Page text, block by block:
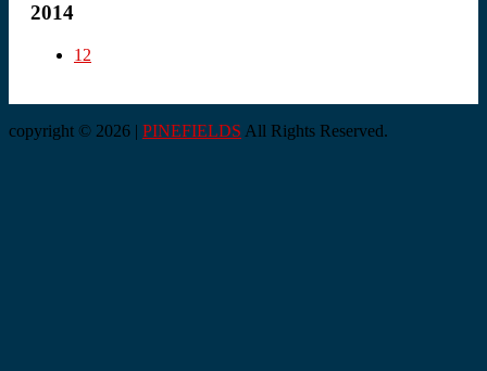
2014
12
copyright © 2026 | PINEFIELDS All Rights Reserved.